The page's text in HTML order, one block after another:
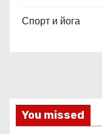
Спорт и йога
You missed